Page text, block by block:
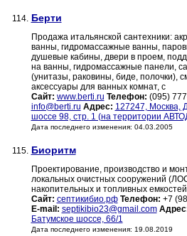
114. Берти
Продажа итальянской сантехники:
ванны, гидромассажные ванны,
душевые кабины, двери в проем,
на ванны, гидромассажные панели,
(унитазы, раковины, биде, полочки),
аксессуары для ванных комнат, с
Сайт: www.berti.ru Телефон: (095)
info@berti.ru Адрес: 127247, Москва,
шоссе 98, стр. 1 (на территории
Дата последнего изменения: 04.03.2005
115. Биоритм
Проектирование, производство и
локальных очистных сооружений
накопительных и топливных
Сайт: септикибио.рф Телефон: +7
E-mail: septikibio23@gmail.com
Батумское шоссе, 66/1
Дата последнего изменения: 19.08.2019